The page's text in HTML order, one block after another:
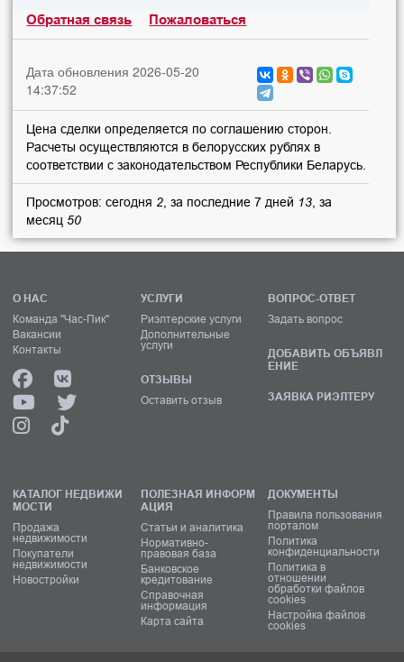
Обратная связь Пожаловаться
Дата обновления 2026-05-20
14:37:52
Цена сделки определяется по соглашению сторон.
Расчеты осуществляются в белорусских рублях в
соответствии с законодательством Республики Беларусь.
Просмотров: сегодня 2, за последние 7 дней 13, за
месяц 50
О НАС
Команда "Час-Пик"
Вакансии
Контакты
УСЛУГИ
Риэлтерские услуги
Дополнительные
услуги
ОТЗЫВЫ
Оставить отзыв
ВОПРОС-ОТВЕТ
Задать вопрос
ДОБАВИТЬ ОБЪЯВЛ
ЕНИЕ
ЗАЯВКА РИЭЛТЕРУ
КАТАЛОГ НЕДВИЖИ
МОСТИ
Продажа
недвижимости
Покупатели
недвижимости
Новостройки
ПОЛЕЗНАЯ ИНФОРМ
АЦИЯ
Статьи и аналитика
Нормативно-
правовая база
Банковское
кредитование
Справочная
информация
Карта сайта
ДОКУМЕНТЫ
Правила пользования
порталом
Политика
конфиденциальности
Политика в
отношении
обработки файлов
cookies
Настройка файлов
cookies